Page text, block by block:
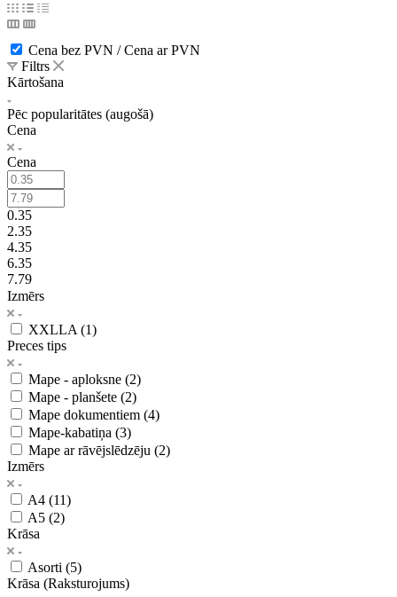
Cena bez PVN / Cena ar PVN
Filtrs
Kārtošana
Pēc popularitātes (augošā)
Cena
Cena
0.35
2.35
4.35
6.35
7.79
Izmērs
XXLLA (1)
Preces tips
Mape - aploksne (2)
Mape - planšete (2)
Mape dokumentiem (4)
Mape-kabatiņa (3)
Mape ar rāvējslēdzēju (2)
Izmērs
A4 (11)
A5 (2)
Krāsa
Asorti (5)
Krāsa (Raksturojums)